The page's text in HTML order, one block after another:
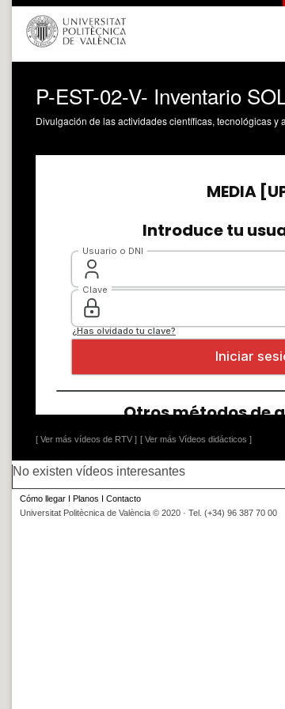
P-EST-02-V- Inventario
Divulgación de las actividades científicas, tecnológicas y
[ Ver más vídeos de RTV ] [ Ver más Vídeos didácticos ]
No existen vídeos interesantes
Cómo llegar I Planos I Contacto
Universitat Politècnica de València © 2020 · Tel. (+34) 96 387 70 00